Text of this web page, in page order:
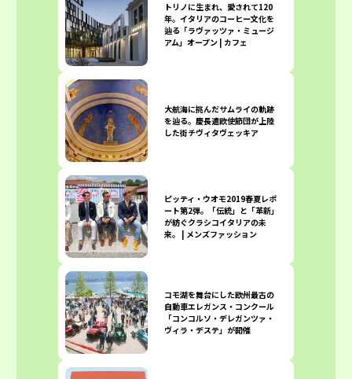
トリノに生まれ、愛されて120
年。イタリアのコーヒー文化を
辿る「ラヴァッツァ・ミュージ
アム」オープン | カフェ
大航海に挑んだサムライの軌跡
を辿る。慶長遣欧使節団が上陸
した街チヴィタヴェッキア
ピッティ・ウオモ2019春夏レポ
ート第2弾。「伝統」と「革新」
が紡ぐクラシコイタリアの未
来。 | メンズファッション
コモ湖を舞台にした欧州最古の
自動車エレガンス・コンクール
「コンコルソ・デレガンツァ・
ヴィラ・デステ」が開催